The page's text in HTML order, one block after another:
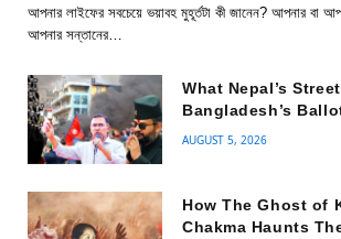
আপনার লাইফের সবচেয়ে ভয়াবহ মুহূর্তটা কী জানেন? আপনার বা
আপনার সন্তানের…
What Nepal’s
Bangladesh’s
AUGUST 5, 2026
How The Ghost of
Chakma Haunts